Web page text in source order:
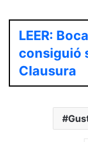
LEER:
consiguió
Clausura